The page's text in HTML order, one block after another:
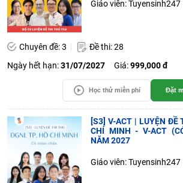
Giáo viên: Tuyensinh247
Chuyên đề: 3
Đề thi: 28
Ngày hết hạn:31/07/2027 Giá:999,000 đ
Học thử miễn phí Đặt
[S3] V-ACT | LUYỆN ĐỀ
CHÍ MINH - V-ACT
NĂM 2027
Giáo viên: Tuyensinh247